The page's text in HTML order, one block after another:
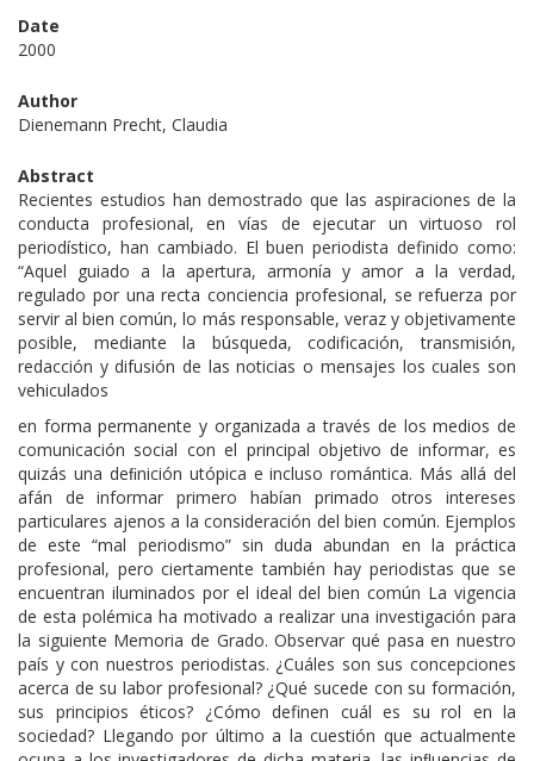
Date
2000
Author
Dienemann Precht, Claudia
Abstract
Recientes estudios han demostrado que las aspiraciones de la
conducta profesional, en vías de ejecutar un virtuoso rol
periodístico, han cambiado. El buen periodista definido como:
“Aquel guiado a la apertura, armonía y amor a la verdad,
regulado por una recta conciencia profesional, se refuerza por
servir al bien común, lo más responsable, veraz y objetivamente
posible, mediante la búsqueda, codificación, transmisión,
redacción y difusión de las noticias o mensajes los cuales son
vehiculados
en forma permanente y organizada a través de los medios de
comunicación social con el principal objetivo de informar, es
quizás una deﬁnición utópica e incluso romántica. Más allá del
afán de informar primero habían primado otros intereses
particulares ajenos a la consideración del bien común. Ejemplos
de este “mal periodismo” sin duda abundan en la práctica
profesional, pero ciertamente también hay periodistas que se
encuentran iluminados por el ideal del bien común La vigencia
de esta polémica ha motivado a realizar una investigación para
la siguiente Memoria de Grado. Observar qué pasa en nuestro
país y con nuestros periodistas. ¿Cuáles son sus concepciones
acerca de su labor profesional? ¿Qué sucede con su formación,
sus principios éticos? ¿Cómo definen cuál es su rol en la
sociedad? Llegando por último a la cuestión que actualmente